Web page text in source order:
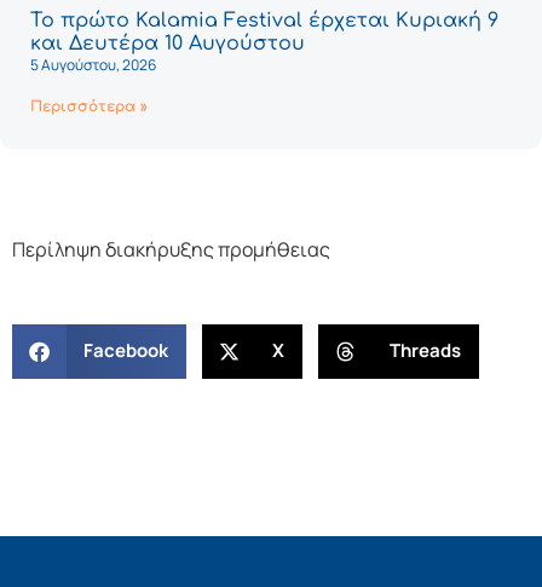
Το πρώτο Kalamia Festival έρχεται Κυριακή 9
και Δευτέρα 10 Αυγούστου
5 Αυγούστου, 2026
Περισσότερα »
Περίληψη διακήρυξης προμήθειας
Facebook X Threads